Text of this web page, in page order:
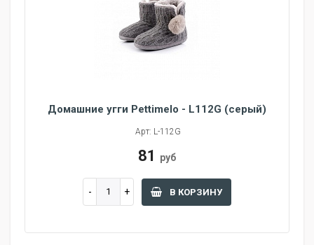
Домашние угги Pettimelo - L112G (серый)
Арт: L-112G
81 руб
В КОРЗИНУ